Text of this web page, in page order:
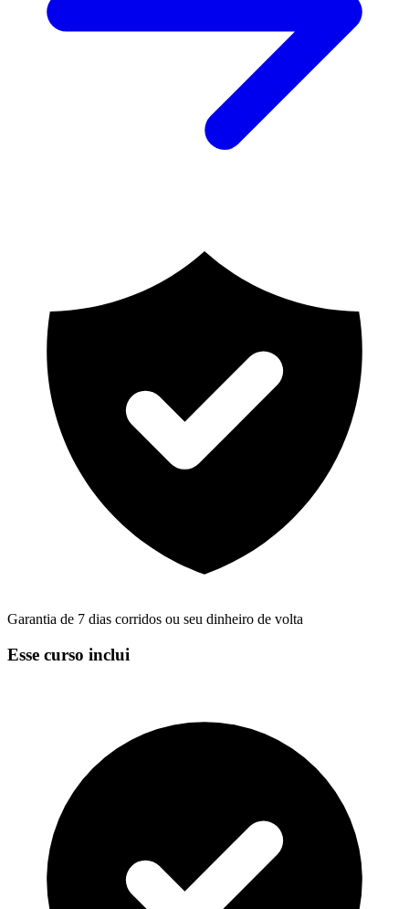
Garantia de 7 dias corridos ou seu dinheiro de volta
Esse curso inclui